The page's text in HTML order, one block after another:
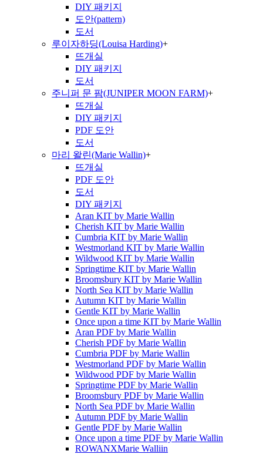
DIY 패키지
도안(pattern)
도서
루이자하딩(Louisa Harding)+
뜨개실
DIY 패키지
도서
주니퍼 문 팜(JUNIPER MOON FARM)+
뜨개실
DIY 패키지
PDF 도안
도서
마리 왈린(Marie Wallin)+
뜨개실
PDF 도안
도서
DIY 패키지
Aran KIT by Marie Wallin
Cherish KIT by Marie Wallin
Cumbria KIT by Marie Wallin
Westmorland KIT by Marie Wallin
Wildwood KIT by Marie Wallin
Springtime KIT by Marie Wallin
Broomsbury KIT by Marie Wallin
North Sea KIT by Marie Wallin
Autumn KIT by Marie Wallin
Gentle KIT by Marie Wallin
Once upon a time KIT by Marie Wallin
Aran PDF by Marie Wallin
Cherish PDF by Marie Wallin
Cumbria PDF by Marie Wallin
Westmorland PDF by Marie Wallin
Wildwood PDF by Marie Wallin
Springtime PDF by Marie Wallin
Broomsbury PDF by Marie Wallin
North Sea PDF by Marie Wallin
Autumn PDF by Marie Wallin
Gentle PDF by Marie Wallin
Once upon a time PDF by Marie Wallin
ROWANXMarie Walliin